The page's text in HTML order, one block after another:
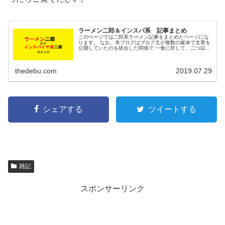
ラーメン二郎＆インスパ系 記事まとめ
このページでは二郎系ラーメン記事をまとめたページにな
ります。 なお、本ブログはブログ主が複数の媒体で文章を
公開していたのを統合した関係で 一食に対して、二つ以上
thedebu.com 2019.07.29
シェアする ツイートする
雑記
スポンサーリンク